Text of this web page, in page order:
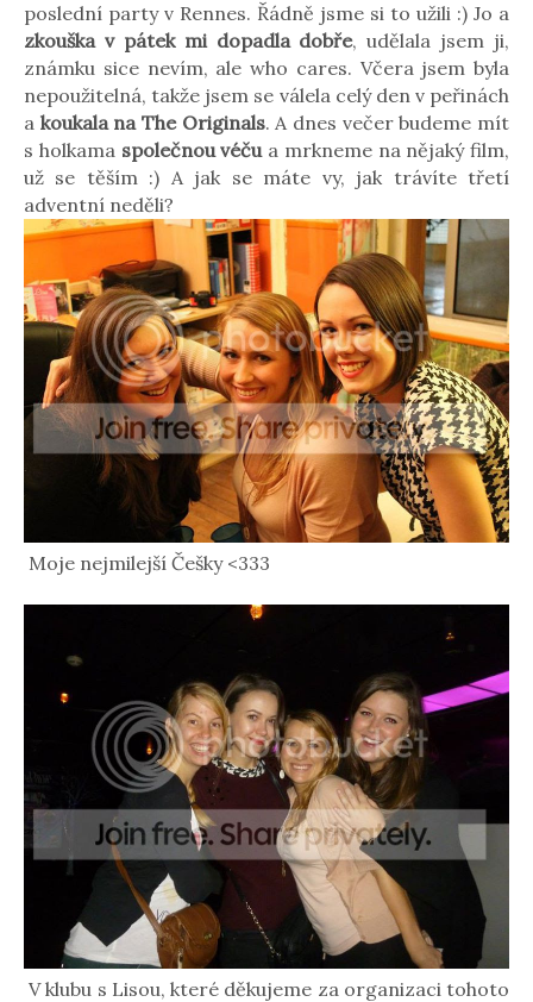
poslední party v Rennes. Řádně jsme si to užili :) Jo a
zkouška v pátek mi dopadla dobře, udělala jsem ji,
známku sice nevím, ale who cares. Včera jsem byla
nepoužitelná, takže jsem se válela celý den v peřinách
a koukala na The Originals. A dnes večer budeme mít
s holkama společnou véčua mrkneme na nějaký film,
už se těším :) A jak se máte vy, jak trávíte třetí
adventní neděli?
Moje nejmilejší Češky <333
V klubu s Lisou, které děkujeme za organizaci tohoto